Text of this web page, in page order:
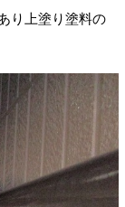
り上塗り塗料の